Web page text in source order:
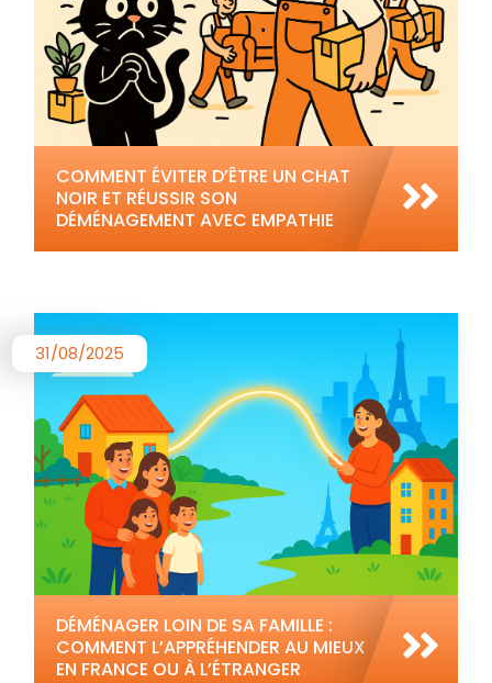
COMMENT ÉVITER D’ÊTRE UN CHAT
NOIR ET RÉUSSIR SON
DÉMÉNAGEMENT AVEC EMPATHIE
31/08/2025
DÉMÉNAGER LOIN DE SA FAMILLE :
COMMENT L’APPRÉHENDER AU MIEUX
EN FRANCE OU À L’ÉTRANGER